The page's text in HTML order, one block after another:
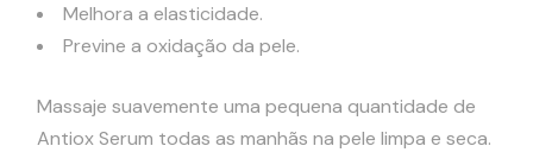
Melhora a elasticidade.
Previne a oxidação da pele.
Massaje suavemente uma pequena quantidade de
Antiox Serum todas as manhãs na pele limpa e seca.